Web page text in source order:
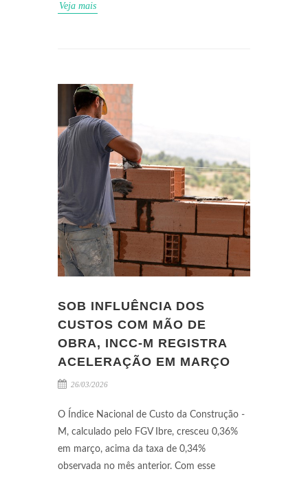
Veja mais
SOB INFLUÊNCIA DOS
CUSTOS COM MÃO DE
OBRA, INCC-M REGISTRA
ACELERAÇÃO EM MARÇO
26/03/2026
O Índice Nacional de Custo da Construção -
M, calculado pelo FGV Ibre, cresceu 0,36%
em março, acima da taxa de 0,34%
observada no mês anterior. Com esse